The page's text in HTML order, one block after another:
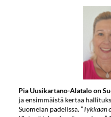
Pia Uusikartano-Alatalo on
ja ensimmäistä kertaa
Suomelan padelissa. ”Tykkään